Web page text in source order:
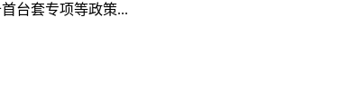
台套专项等政策...